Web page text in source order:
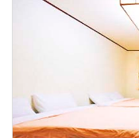
意
度